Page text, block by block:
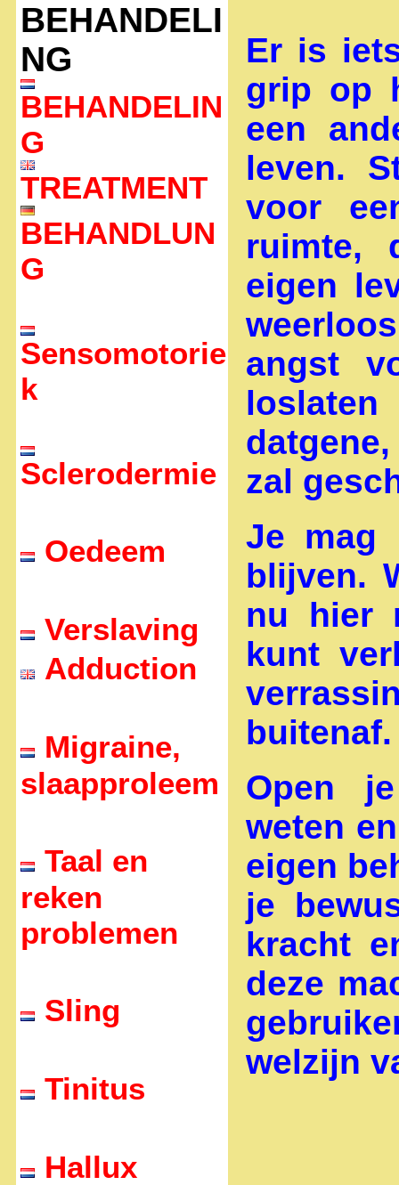
BEHANDELI
NG
BEHANDELIN
G
TREATMENT
BEHANDLUN
G
Sensomotorie
k
Sclerodermie
Oedeem
Verslaving
Adduction
Migraine,
slaapproleem
Taal en
reken
problemen
Sling
Tinitus
Hallux
Er is
grip op
een
leven.
voor
ruimte,
eigen
angst
zal
Je mag
blijven.
nu hier
kunt
buitenaf.
Open
weten
eigen
je
kracht
deze
welzijn